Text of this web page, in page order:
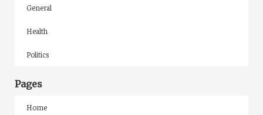
General
Health
Politics
Pages
Home